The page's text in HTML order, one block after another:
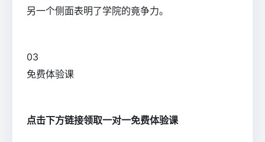
另一个侧面表明了学院的竟争力。
03
免费体验课
点击下方链接领取一对一免费体验课